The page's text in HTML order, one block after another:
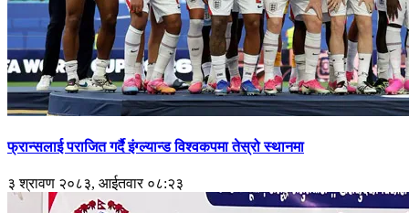
फ्रान्सलाई पराजित गर्दै इंग्ल्यान्ड विश्वकपमा तेस्रो स्थानमा
३ श्रावण २०८३, आईतवार ०८:२३